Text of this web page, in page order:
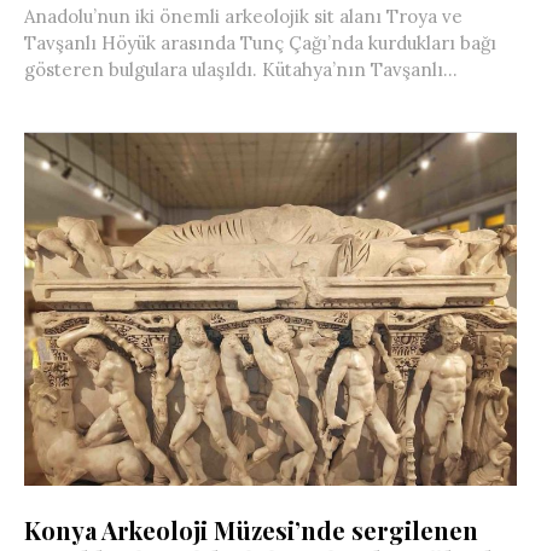
Anadolu’nun iki önemli arkeolojik sit alanı Troya ve
Tavşanlı Höyük arasında Tunç Çağı’nda kurdukları bağı
gösteren bulgulara ulaşıldı. Kütahya’nın Tavşanlı...
Konya Arkeoloji Müzesi’nde sergilenen